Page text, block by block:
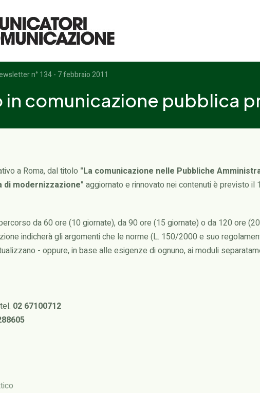
n° 134 - 7 febbraio 2011
in comunicazione pubblica
a Roma, dal titolo "La comunicazione nelle Pubbliche
modernizzazione" aggiornato e rinnovato nei contenuti è previsto il
da 60 ore (10 giornate), da 90 ore (15 giornate) o da 120 ore (20
indicherà gli argomenti che le norme (L. 150/2000 e suo
- oppure, in base alle esigenze di ognuno, ai moduli
02 67100712